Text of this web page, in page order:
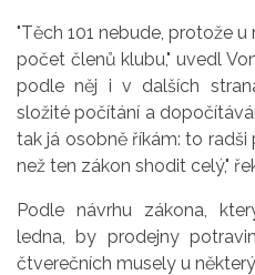
"Těch 101 nebude, protože
počet členů klubu," uvedl
podle něj i v dalších
složité počítání a
tak já osobně říkám: to
než ten zákon shodit celý,"
Podle návrhu zákona,
ledna, by prodejny
čtverečních musely u